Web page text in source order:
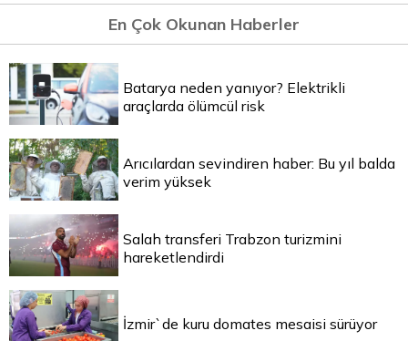
En Çok Okunan Haberler
Batarya neden yanıyor? Elektrikli
araçlarda ölümcül risk
Arıcılardan sevindiren haber: Bu yıl balda
verim yüksek
Salah transferi Trabzon turizmini
hareketlendirdi
İzmir`de kuru domates mesaisi sürüyor